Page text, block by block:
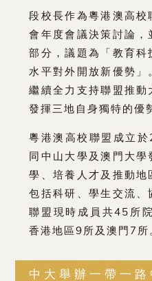
段校長作為粵港澳高
會年度會議決策討論，
部分，議題為「教育
水平對外開放新優勢
繼續全力支持聯盟推
發揮三地自身獨特的優
粵港澳高校聯盟成立
同中山大學及澳門大
學、培養人才及推動
包括科研、學生交流、
聯盟現時成員共45所
香港地區9所及澳門7所
中大舉辦一帶一